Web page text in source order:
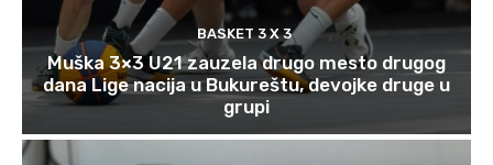
BASKET 3 X 3
Muška 3×3 U21 zauzela drugo mesto drugog
dana Lige nacija u Bukureštu, devojke druge u
grupi